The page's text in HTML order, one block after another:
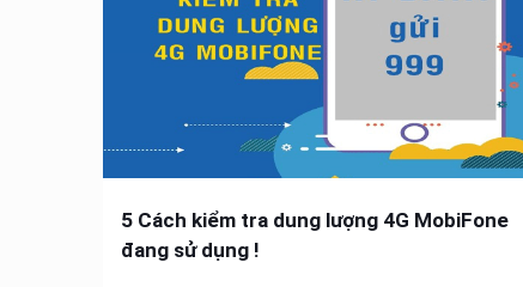
5 Cách kiểm tra dung lượng 4G MobiFone
đang sử dụng !